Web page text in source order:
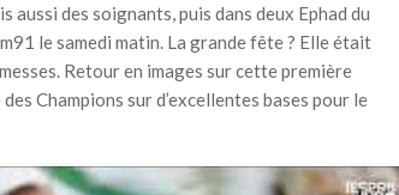
aussi des soignants, puis dans deux Ephad du
le samedi matin. La grande fête ? Elle était
Retour en images sur cette première
Champions sur d’excellentes bases pour le